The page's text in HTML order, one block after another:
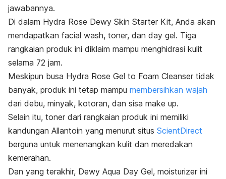
jawabannya.
Di dalam Hydra Rose Dewy Skin Starter Kit, Anda akan
mendapatkan facial wash, toner, dan day gel. Tiga
rangkaian produk ini diklaim mampu menghidrasi kulit
selama 72 jam.
Meskipun busa Hydra Rose Gel to Foam Cleanser tidak
banyak, produk ini tetap mampu membersihkan wajah
dari debu, minyak, kotoran, dan sisa make up.
Selain itu, toner dari rangkaian produk ini memiliki
kandungan Allantoin yang menurut situs ScientDirect
berguna untuk menenangkan kulit dan meredakan
kemerahan.
Dan yang terakhir, Dewy Aqua Day Gel, moisturizer ini